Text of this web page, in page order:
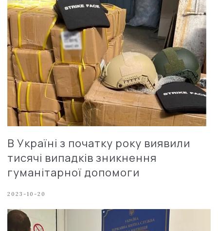
В Україні з початку року виявили
тисячі випадків зникнення
гуманітарної допомоги
2023-10-20